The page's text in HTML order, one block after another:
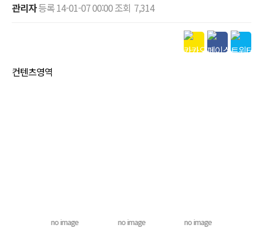
관리자등록14-01-07 00:00조회 7,314
컨텐츠영역
no image
no image
no image